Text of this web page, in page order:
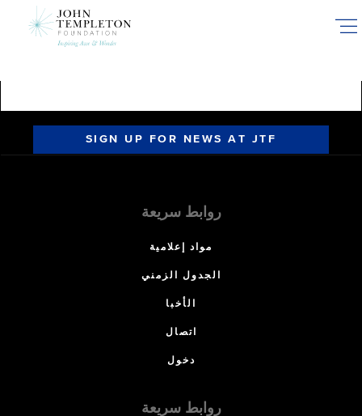
SIGN UP FOR NEWS AT JTF
روابط سريعة
مواد إعلامية
الجدول الزمني
الأخبا
اتصال
دخول
روابط سريعة